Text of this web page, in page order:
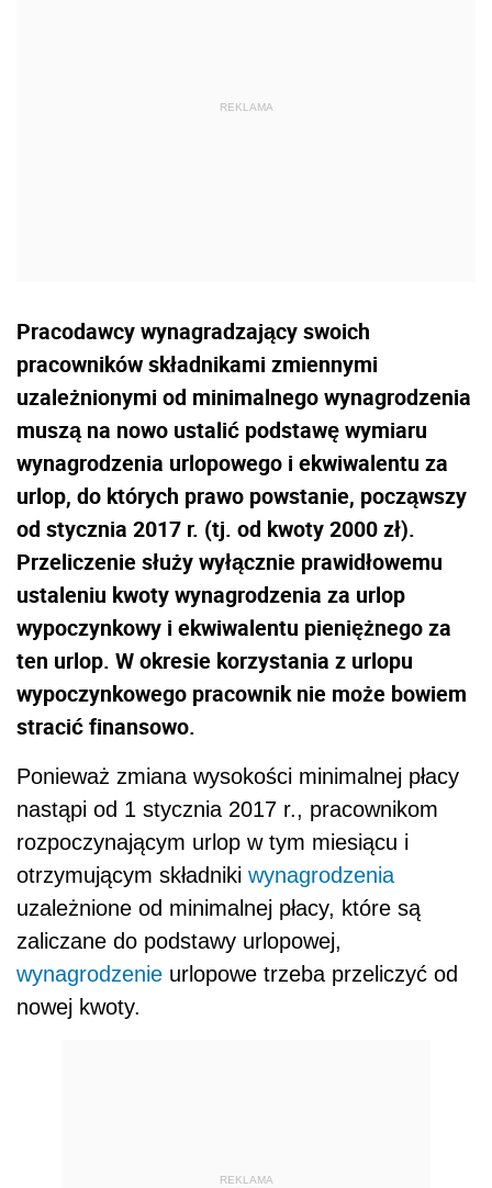
Pracodawcy wynagradzający swoich
pracowników składnikami zmiennymi
uzależnionymi od minimalnego wynagrodzenia
muszą na nowo ustalić podstawę wymiaru
wynagrodzenia urlopowego i ekwiwalentu za
urlop, do których prawo powstanie, począwszy
od stycznia 2017 r. (tj. od kwoty 2000 zł).
Przeliczenie służy wyłącznie prawidłowemu
ustaleniu kwoty wynagrodzenia za urlop
wypoczynkowy i ekwiwalentu pieniężnego za
ten urlop. W okresie korzystania z urlopu
wypoczynkowego pracownik nie może bowiem
stracić finansowo.
Ponieważ zmiana wysokości minimalnej płacy
nastąpi od 1 stycznia 2017 r., pracownikom
rozpoczynającym urlop w tym miesiącu i
otrzymującym składniki wynagrodzenia
uzależnione od minimalnej płacy, które są
zaliczane do podstawy urlopowej,
wynagrodzenie urlopowe trzeba przeliczyć od
nowej kwoty.
REKLAMA